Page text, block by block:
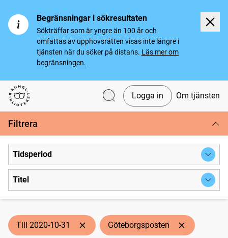
Begränsningar i sökresultaten
Sökträffar som är yngre än 100 år och
omfattas av upphovsrätten visas inte längre i
tjänsten när du söker på distans. Läs mer om
begränsningen.
Svenska tidningar
Logga in Om tjänsten
Filtrera
Tidsperiod
Titel
Till 2020-10-31 Göteborgsposten